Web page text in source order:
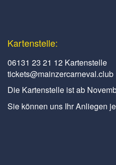
Kartenstelle:
06131 23 21 12 Kartenstelle
tickets@mainzercarneval.club
Die Kartenstelle ist ab
Sie können uns Ihr Anliegen